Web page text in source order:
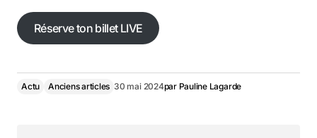
Réserve ton billet LIVE
Actu Anciens articles 30 mai 2024par Pauline Lagarde